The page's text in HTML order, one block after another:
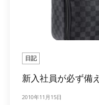
日記
新入社員が必ず備
2010年11月15日